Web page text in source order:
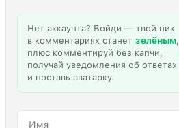
Нет аккаунта? Войди — твой ник
в комментариях станет зелёным,
плюс комментируй без капчи,
получай уведомления об ответах
и поставь аватарку.